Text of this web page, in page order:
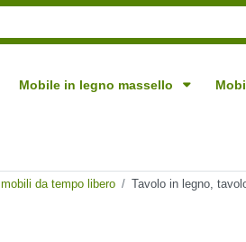
Mobile in legno massello
mobili da tempo libero Tavolo in legno,